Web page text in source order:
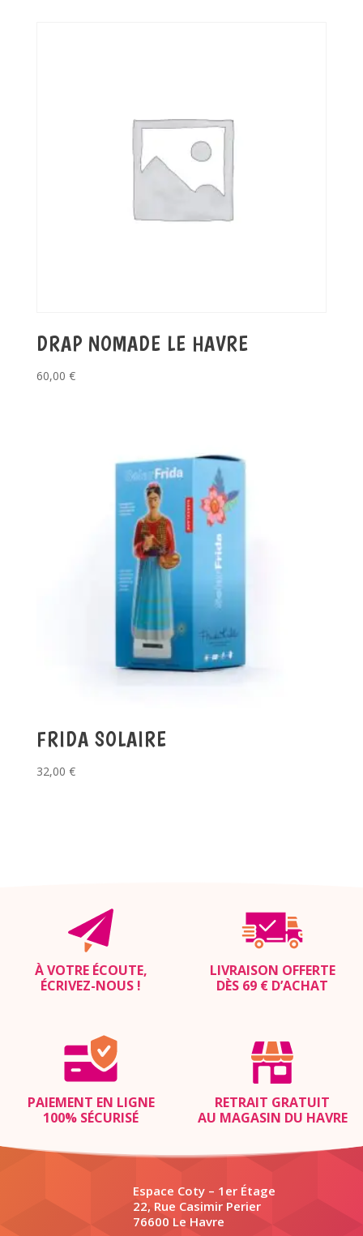
DRAP NOMADE LE HAVRE
60,00 €
FRIDA SOLAIRE
32,00 €
À VOTRE ÉCOUTE,
ÉCRIVEZ-NOUS !
LIVRAISON OFFERTE
DÈS 69 € D’ACHAT
PAIEMENT EN LIGNE
100% SÉCURISÉ
RETRAIT GRATUIT
AU MAGASIN DU HAVRE
Espace Coty – 1er Étage
22, Rue Casimir Perier
76600 Le Havre